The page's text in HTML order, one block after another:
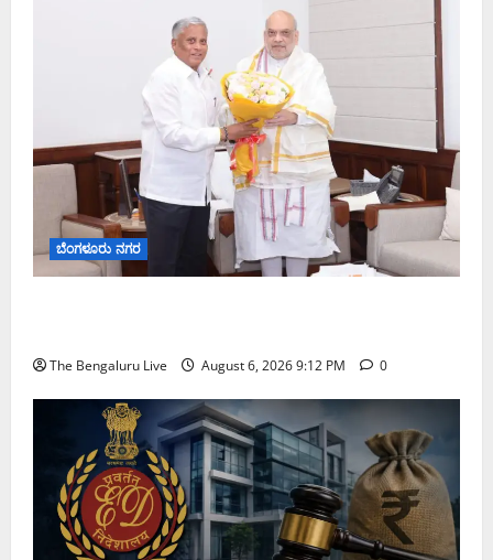
ಬೆಂಗಳೂರು ನಗರ
The Bengaluru Live August 6, 2026 9:12 PM 0